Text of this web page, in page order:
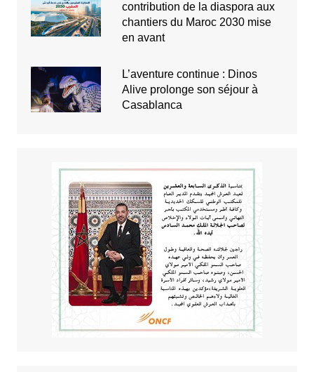
contribution de la diaspora aux
chantiers du Maroc 2030 mise
en avant
L’aventure continue : Dinos
Alive prolonge son séjour à
Casablanca